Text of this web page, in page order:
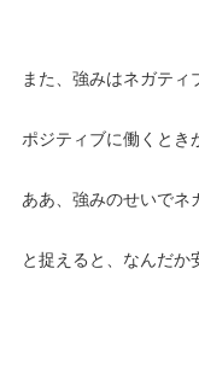
また、強みはネガティ
ポジティブに働くとき
ああ、強みのせいでネ
と捉えると、なんだか